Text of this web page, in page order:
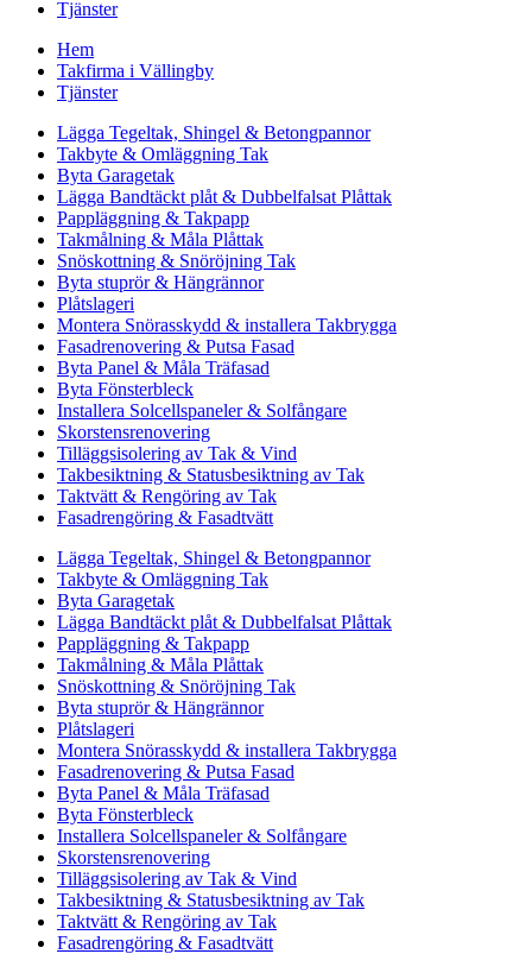
Tjänster
Hem
Takfirma i Vällingby
Tjänster
Lägga Tegeltak, Shingel & Betongpannor
Takbyte & Omläggning Tak
Byta Garagetak
Lägga Bandtäckt plåt & Dubbelfalsat Plåttak
Pappläggning & Takpapp
Takmålning & Måla Plåttak
Snöskottning & Snöröjning Tak
Byta stuprör & Hängrännor
Plåtslageri
Montera Snörasskydd & installera Takbrygga
Fasadrenovering & Putsa Fasad
Byta Panel & Måla Träfasad
Byta Fönsterbleck
Installera Solcellspaneler & Solfångare
Skorstensrenovering
Tilläggsisolering av Tak & Vind
Takbesiktning & Statusbesiktning av Tak
Taktvätt & Rengöring av Tak
Fasadrengöring & Fasadtvätt
Lägga Tegeltak, Shingel & Betongpannor
Takbyte & Omläggning Tak
Byta Garagetak
Lägga Bandtäckt plåt & Dubbelfalsat Plåttak
Pappläggning & Takpapp
Takmålning & Måla Plåttak
Snöskottning & Snöröjning Tak
Byta stuprör & Hängrännor
Plåtslageri
Montera Snörasskydd & installera Takbrygga
Fasadrenovering & Putsa Fasad
Byta Panel & Måla Träfasad
Byta Fönsterbleck
Installera Solcellspaneler & Solfångare
Skorstensrenovering
Tilläggsisolering av Tak & Vind
Takbesiktning & Statusbesiktning av Tak
Taktvätt & Rengöring av Tak
Fasadrengöring & Fasadtvätt